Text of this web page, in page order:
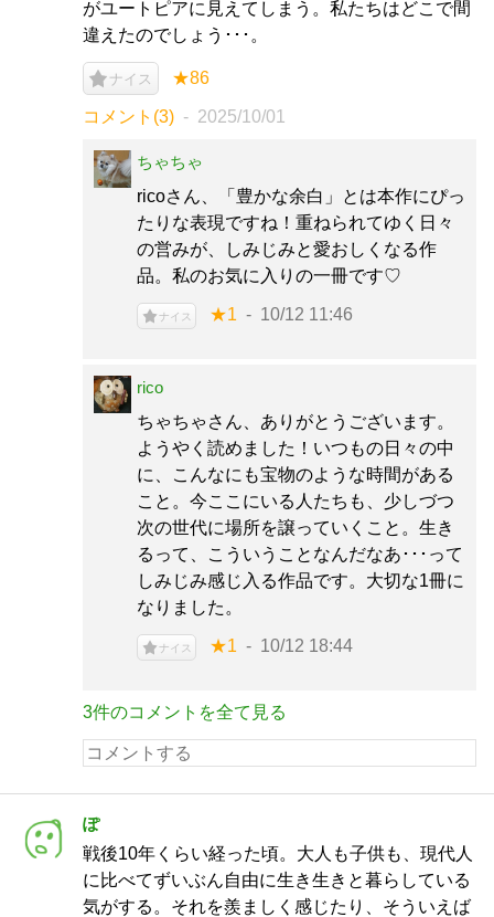
がユートピアに見えてしまう。私たちはどこで間
違えたのでしょう･･･。
ナイス ★86
コメント(3) 2025/10/01
ちゃちゃ
ricoさん、「豊かな余白」とは本作にぴっ
たりな表現ですね！重ねられてゆく日々
の営みが、しみじみと愛おしくなる作
品。私のお気に入りの一冊です♡
ナイス ★1 10/12 11:46
rico
ちゃちゃさん、ありがとうございます。
ようやく読めました！いつもの日々の中
に、こんなにも宝物のような時間がある
こと。今ここにいる人たちも、少しづつ
次の世代に場所を譲っていくこと。生き
るって、こういうことなんだなあ･･･って
しみじみ感じ入る作品です。大切な1冊に
なりました。
ナイス ★1 10/12 18:44
3件のコメントを全て見る
ぽ
戦後10年くらい経った頃。大人も子供も、現代人
に比べてずいぶん自由に生き生きと暮らしている
気がする。それを羨ましく感じたり、そういえば